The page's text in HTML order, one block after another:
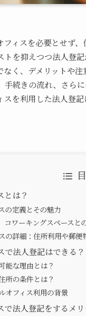
フィスを必要とせず
を抑えつつ法人登
く、デメリットや
続きの流れ、さら
を利用した法人登
とは？
の定義とその魅力
コワーキングスペースと
の詳細：住所利用や郵便
で法人登記はできる？
能な理由とは？
所の条件とは？
オフィス利用の背景
で法人登記をするメリ